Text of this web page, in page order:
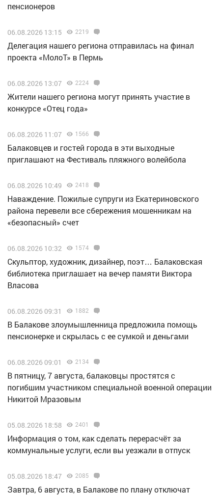
пенсионеров
06.08.2026 13:15 2219
Делегация нашего региона отправилась на финал
проекта «МолоТ» в Пермь
06.08.2026 13:07 2224
Жители нашего региона могут принять участие в
конкурсе «Отец года»
06.08.2026 11:07 1566
Балаковцев и гостей города в эти выходные
приглашают на Фестиваль пляжного волейбола
06.08.2026 10:49 2418
Наваждение. Пожилые супруги из Екатериновского
района перевели все сбережения мошенникам на
«безопасный» счет
06.08.2026 10:32 1574
Скульптор, художник, дизайнер, поэт… Балаковская
библиотека приглашает на вечер памяти Виктора
Власова
06.08.2026 09:31 1882
В Балакове злоумышленница предложила помощь
пенсионерке и скрылась с ее сумкой и деньгами
06.08.2026 09:01 2134
В пятницу, 7 августа, балаковцы простятся с
погибшим участником специальной военной операции
Никитой Мразовым
05.08.2026 18:58 2401
Информация о том, как сделать перерасчёт за
коммунальные услуги, если вы уезжали в отпуск
05.08.2026 18:47 2085
Завтра, 6 августа, в Балакове по плану отключат